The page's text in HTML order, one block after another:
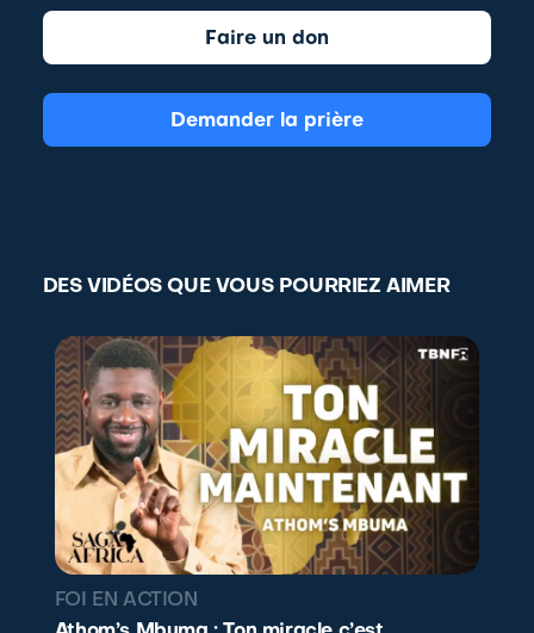
Faire un don
Demander la prière
DES VIDÉOS QUE VOUS POURRIEZ AIMER
FOI EN ACTION